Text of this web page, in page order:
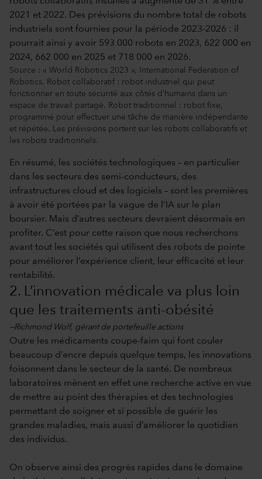
Source : « World Robotics 2023 », International Federation of
Robotics. Robot collaboratif : robot industriel qui peut
fonctionner en toute sécurité aux côtés d’humains dans un
espace de travail partagé. Robot traditionnel : robot fixe,
programmé pour effectuer une tâche de manière indépendante
et répétée. Les prévisions portent sur les robots collaboratifs et
les robots traditionnels.
En résumé, les sociétés technologiques – en particulier
dans les secteurs des semi-conducteurs, des
infrastructures cloud et des logiciels – sont les premières
à avoir été portées par la vague de l’IA sur le plan
boursier. Mais d’autres secteurs devraient désormais en
profiter. C’est pour cette raison que nous recherchons
avant tout les sociétés qui utilisent des robots de pointe
pour améliorer l’expérience client, leur efficacité et leur
rentabilité.
2. L’innovation médicale va plus loin
que les traitements anti-obésité
—Richmond Wolf, gérant de portefeuille actions
Outre les médicaments coupe-faim qui font couler
beaucoup d’encre depuis quelque temps, les innovations
foisonnent dans le secteur de la santé. De nombreux
laboratoires mènent en effet une recherche active en vue
de mettre au point des thérapies et des technologies
permettant de soigner et si possible de guérir les
grandes maladies, mais aussi d’améliorer le quotidien
des individus.
On observe ainsi des progrès rapides dans le domaine